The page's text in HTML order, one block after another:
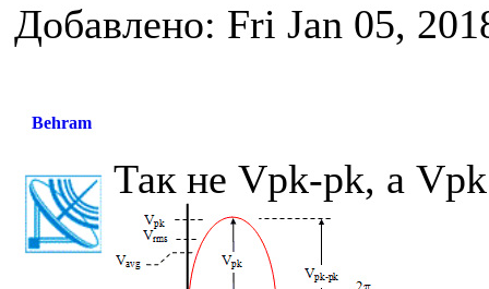
Добавлено: Fri Jan 05,
Behram
Так не Vpk-pk, а